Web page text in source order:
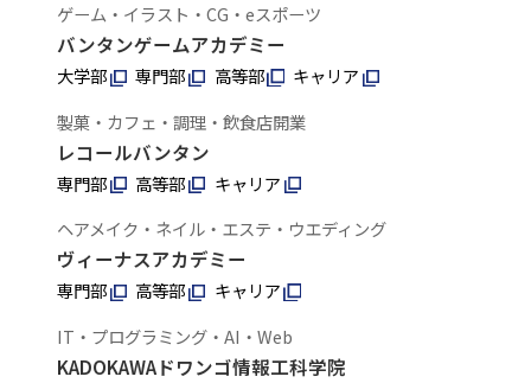
ゲーム・イラスト・CG・eスポーツ
バンタンゲームアカデミー
大学部 専門部 高等部
キャリア
製菓・カフェ・調理・飲食店開業
レコールバンタン
専門部 高等部
キャリア
ヘアメイク・ネイル・エステ・ウエディング
ヴィーナスアカデミー
専門部 高等部
キャリア
IT・プログラミング・AI・Web
KADOKAWAドワンゴ情報工科学院